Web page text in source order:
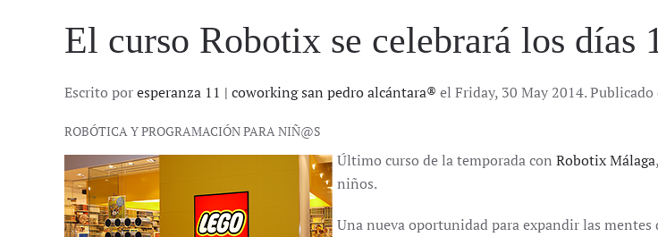
El curso Robotix se celebrará los días
Escrito poresperanza 11 | coworking san pedro alcántara® el Friday, 30 May 2014. Publicado
ROBÓTICA Y PROGRAMACIÓN PARA NIÑ@S
Último curso de la temporada con Robotix Málaga
niños.
Una nueva oportunidad para expandir las